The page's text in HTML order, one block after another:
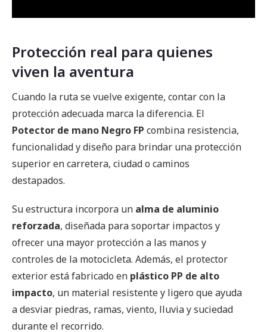
Protección real para quienes
viven la aventura
Cuando la ruta se vuelve exigente, contar con la
protección adecuada marca la diferencia. El
Potector de mano Negro FP combina resistencia,
funcionalidad y diseño para brindar una protección
superior en carretera, ciudad o caminos
destapados.
Su estructura incorpora un alma de aluminio
reforzada, diseñada para soportar impactos y
ofrecer una mayor protección a las manos y
controles de la motocicleta. Además, el protector
exterior está fabricado en plástico PP de alto
impacto, un material resistente y ligero que ayuda
a desviar piedras, ramas, viento, lluvia y suciedad
durante el recorrido.